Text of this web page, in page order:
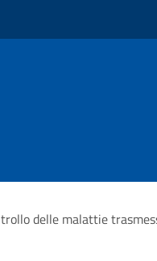
delle malattie